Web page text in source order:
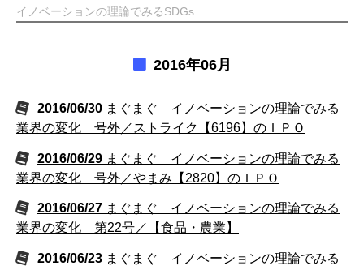
イノベーションの理論でみるSDGs
2016年06月
2016/06/30 まぐまぐ イノベーションの理論でみる
業界の変化 号外／ストライク【6196】のＩＰＯ
2016/06/29 まぐまぐ イノベーションの理論でみる
業界の変化 号外／やまみ【2820】のＩＰＯ
2016/06/27 まぐまぐ イノベーションの理論でみる
業界の変化 第22号／【食品・農業】
2016/06/23 まぐまぐ イノベーションの理論でみる